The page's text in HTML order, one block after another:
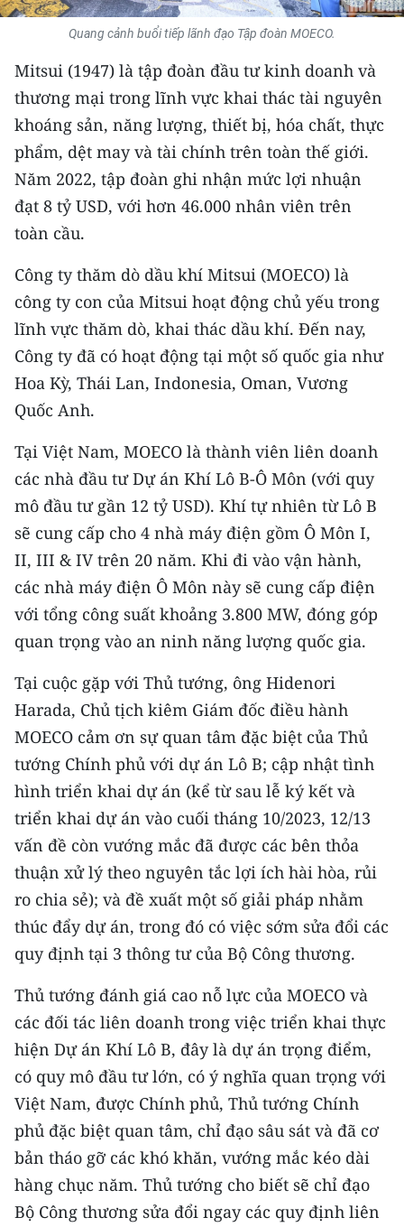
MÔI TRƯỜNG
KIỂM CHỨNG THÔNG TIN
TRI THỨC CHUYÊN SÂU
54 DÂN TỘC VIỆT NAM
CHƯƠNG TRÌNH OCOP - MỖI XÃ
RADIO
MEDIA CENTER
E-Magazine
Media Chính trị
Media Kinh tế
Media Văn hóa
Media Xã hội
Media Pháp luật
Media Thế giới
Media Thể thao
Media Giáo dục
Media Y tế
Media Khoa học - Công nghệ
Media Môi trường
Ảnh
Infographic
TIN MỚI
TIN ĐỊA PHƯƠNG
Trung du và miền núi phía Bắc
Đồng bằng sông Hồng
Bắc Trung Bộ
Quang cảnh buổi tiếp lãnh đạo Tập đoàn MOECO.
Mitsui (1947) là tập đoàn đầu tư kinh doanh và
thương mại trong lĩnh vực khai thác tài nguyên
khoáng sản, năng lượng, thiết bị, hóa chất, thực
phẩm, dệt may và tài chính trên toàn thế giới.
Năm 2022, tập đoàn ghi nhận mức lợi nhuận
đạt 8 tỷ USD, với hơn 46.000 nhân viên trên
toàn cầu.
Công ty thăm dò dầu khí Mitsui (MOECO) là
công ty con của Mitsui hoạt động chủ yếu trong
lĩnh vực thăm dò, khai thác dầu khí. Đến nay,
Công ty đã có hoạt động tại một số quốc gia như
Hoa Kỳ, Thái Lan, Indonesia, Oman, Vương
Quốc Anh.
Tại Việt Nam, MOECO là thành viên liên doanh
các nhà đầu tư Dự án Khí Lô B-Ô Môn (với quy
mô đầu tư gần 12 tỷ USD). Khí tự nhiên từ Lô B
sẽ cung cấp cho 4 nhà máy điện gồm Ô Môn I,
II, III & IV trên 20 năm. Khi đi vào vận hành,
các nhà máy điện Ô Môn này sẽ cung cấp điện
với tổng công suất khoảng 3.800 MW, đóng góp
quan trọng vào an ninh năng lượng quốc gia.
Tại cuộc gặp với Thủ tướng, ông Hidenori
Harada, Chủ tịch kiêm Giám đốc điều hành
MOECO cảm ơn sự quan tâm đặc biệt của Thủ
tướng Chính phủ với dự án Lô B; cập nhật tình
hình triển khai dự án (kể từ sau lễ ký kết và
triển khai dự án vào cuối tháng 10/2023, 12/13
vấn đề còn vướng mắc đã được các bên thỏa
thuận xử lý theo nguyên tắc lợi ích hài hòa, rủi
ro chia sẻ); và đề xuất một số giải pháp nhằm
thúc đẩy dự án, trong đó có việc sớm sửa đổi các
quy định tại 3 thông tư của Bộ Công thương.
Thủ tướng đánh giá cao nỗ lực của MOECO và
các đối tác liên doanh trong việc triển khai thực
hiện Dự án Khí Lô B, đây là dự án trọng điểm,
có quy mô đầu tư lớn, có ý nghĩa quan trọng với
Việt Nam, được Chính phủ, Thủ tướng Chính
phủ đặc biệt quan tâm, chỉ đạo sâu sát và đã cơ
bản tháo gỡ các khó khăn, vướng mắc kéo dài
hàng chục năm. Thủ tướng cho biết sẽ chỉ đạo
Bộ Công thương sửa đổi ngay các quy định liên